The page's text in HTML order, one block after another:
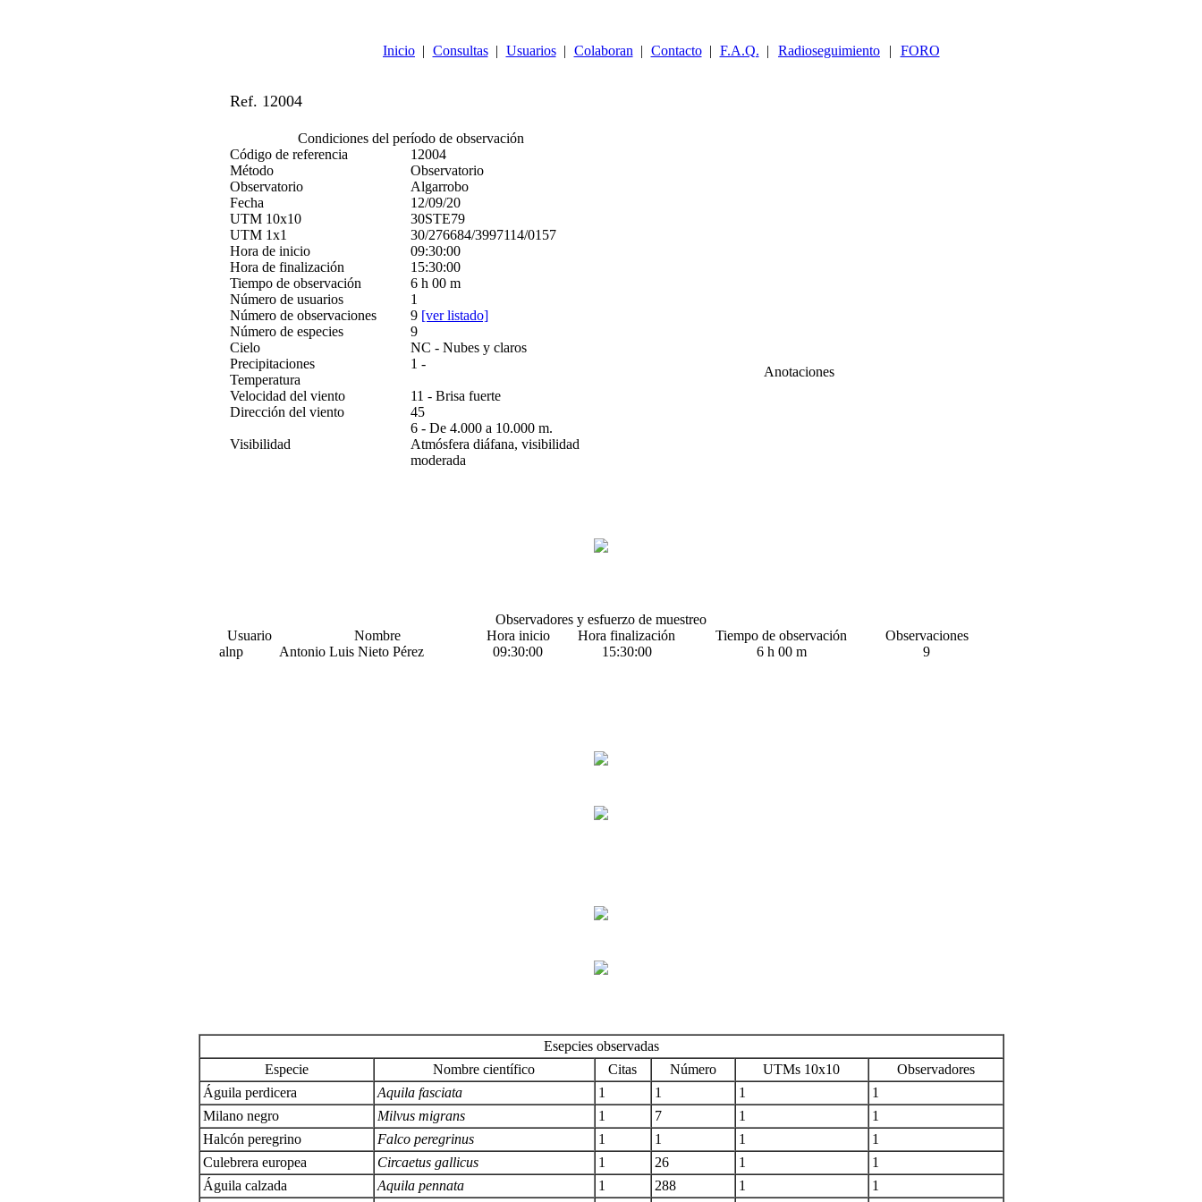
Inicio | Consultas | Usuarios | Colaboran | Contacto | F.A.Q. | Radioseguimiento | FORO
Ref. 12004
Condiciones del período de observación
Código de referencia
12004
Método
Observatorio
Observatorio
Algarrobo
Fecha
12/09/20
UTM 10x10
30STE79
UTM 1x1
30/276684/3997114/0157
Hora de inicio
09:30:00
Hora de finalización
15:30:00
Tiempo de observación
6 h 00 m
Número de usuarios
1
Número de observaciones
9 [ver listado]
Número de especies
9
Cielo
NC - Nubes y claros
Precipitaciones
1 -
Temperatura
Velocidad del viento
11 - Brisa fuerte
Dirección del viento
45
Visibilidad
6 - De 4.000 a 10.000 m.
Atmósfera diáfana, visibilidad
moderada
Anotaciones
Observadores y esfuerzo de muestreo
Usuario
Nombre Hora inicio Hora finalización Tiempo de observación
Observaciones
alnp
Antonio Luis Nieto Pérez 09:30:00 15:30:00 6 h 00 m 9
Esepcies observadas
Especie
Nombre científico Citas Número UTMs 10x10
Observadores
Águila perdicera
Aquila fasciata 1 1 1
1
Milano negro
Milvus migrans 1 7 1
1
Halcón peregrino
Falco peregrinus 1 1 1
1
Culebrera europea
Circaetus gallicus 1 26 1
1
Águila calzada
Aquila pennata 1 288 1
1